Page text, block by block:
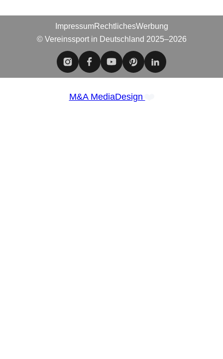
ImpressumRechtlichesWerbung
© Vereinssport in Deutschland 2025–2026
M&A MediaDesign